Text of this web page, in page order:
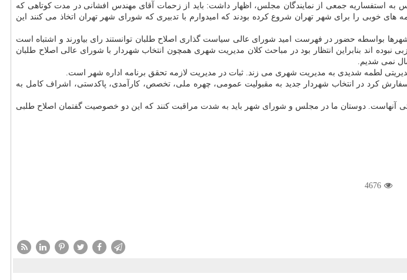
به استفساریه جمعی از نمایندگان مجلس، اظهار داشت: باید از زحمات آقای مهندس افشانی در مدت كوتاهی كه
خوبی را برای شهر تهران شروع كرده بودند كه امیدوارم با تدبیری كه شورای شهر تهران اتخاذ می كنند این
بواسطه حضور در فهرست امید شورای عالی سیاست گذاری اصلاح طلبان توانستند رای بیاورند و اشتباه است
اند بنابراین انتظار بود در مباحث كلان مدیریت شهری همچون انتخاب شهردار با شورای عالی اصلاح طلبان
نمی شدیم.
كرد در انتخاب شهردار جدید به مقبولیت عمومی، چهره ملی، تخصص، كارآمدی، پاكدستی، اشراف كامل به
آنهاست. دوستان ما در مجلس و شورای شهر باید به شدت مراقبت كنند كه این دو خصوصیت گفتمان اصلاح طلبی
4676